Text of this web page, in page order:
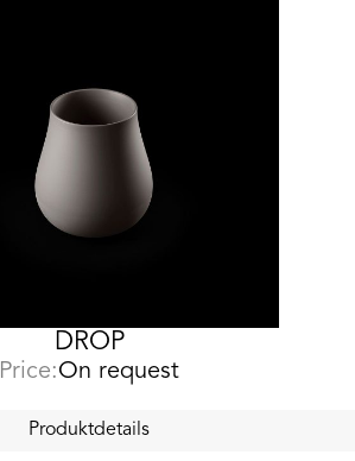
DROP
Price:On request
Produktdetails